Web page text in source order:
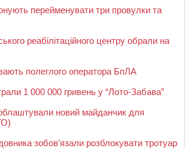
перейменувати три провулки та
реабілітаційного центру обрали на
полеглого оператора БпЛА
1 000 000 гривень у “Лото-Забава”
новий майданчик для
зобов’язали розблокувати тротуар